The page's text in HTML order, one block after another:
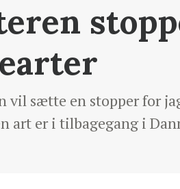
vil sætte en stopper for
art er i tilbagegang i